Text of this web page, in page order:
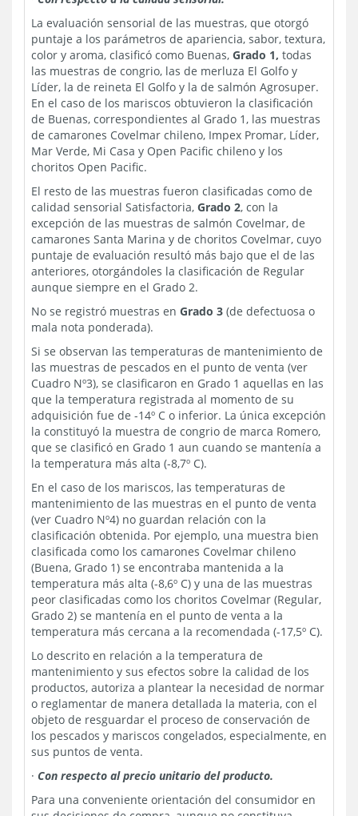
La evaluación sensorial de las muestras, que otorgó
puntaje a los parámetros de apariencia, sabor, textura,
color y aroma, clasificó como Buenas, Grado 1, todas
las muestras de congrio, las de merluza El Golfo y
Líder, la de reineta El Golfo y la de salmón Agrosuper.
En el caso de los mariscos obtuvieron la clasificación
de Buenas, correspondientes al Grado 1, las muestras
de camarones Covelmar chileno, Impex Promar, Líder,
Mar Verde, Mi Casa y Open Pacific chileno y los
choritos Open Pacific.
El resto de las muestras fueron clasificadas como de
calidad sensorial Satisfactoria, Grado 2, con la
excepción de las muestras de salmón Covelmar, de
camarones Santa Marina y de choritos Covelmar, cuyo
puntaje de evaluación resultó más bajo que el de las
anteriores, otorgándoles la clasificación de Regular
aunque siempre en el Grado 2.
No se registró muestras en Grado 3 (de defectuosa o
mala nota ponderada).
Si se observan las temperaturas de mantenimiento de
las muestras de pescados en el punto de venta (ver
Cuadro Nº3), se clasificaron en Grado 1 aquellas en las
que la temperatura registrada al momento de su
adquisición fue de -14º C o inferior. La única excepción
la constituyó la muestra de congrio de marca Romero,
que se clasificó en Grado 1 aun cuando se mantenía a
la temperatura más alta (-8,7º C).
En el caso de los mariscos, las temperaturas de
mantenimiento de las muestras en el punto de venta
(ver Cuadro Nº4) no guardan relación con la
clasificación obtenida. Por ejemplo, una muestra bien
clasificada como los camarones Covelmar chileno
(Buena, Grado 1) se encontraba mantenida a la
temperatura más alta (-8,6º C) y una de las muestras
peor clasificadas como los choritos Covelmar (Regular,
Grado 2) se mantenía en el punto de venta a la
temperatura más cercana a la recomendada (-17,5º C).
Lo descrito en relación a la temperatura de
mantenimiento y sus efectos sobre la calidad de los
productos, autoriza a plantear la necesidad de normar
o reglamentar de manera detallada la materia, con el
objeto de resguardar el proceso de conservación de
los pescados y mariscos congelados, especialmente, en
sus puntos de venta.
· Con respecto al precio unitario del producto.
Para una conveniente orientación del consumidor en